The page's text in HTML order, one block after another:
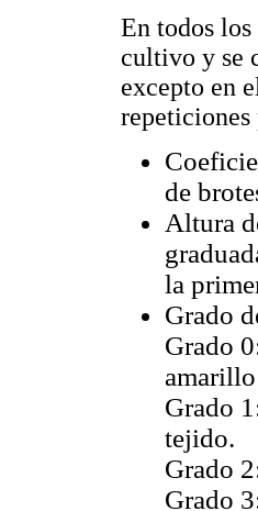
En todos
cultivo y se
excepto en
de
Altura
la
Grado
Grado
Grado
tejido.
Grado
Grado